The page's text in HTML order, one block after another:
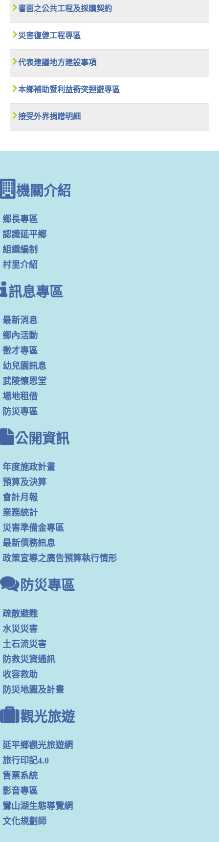
書面之公共工程及採購契約
災害復健工程專區
代表建議地方建設事項
本鄉補助暨利益衝突迴避專區
接受外界捐贈明細
機關介紹
鄉長專區
認識延平鄉
組織編制
村里介紹
訊息專區
最新消息
鄉內活動
徵才專區
幼兒園訊息
武陵懷恩堂
場地租借
防災專區
公開資訊
年度施政計畫
預算及決算
會計月報
業務統計
災害準備金專區
最新債務訊息
政策宣導之廣告預算執行情形
防災專區
疏散避難
水災災害
土石流災害
防救災資通訊
收容救助
防災地圖及計畫
觀光旅遊
延平鄉觀光旅遊網
旅行印記4.0
售票系統
影音專區
鸞山湖生態導覽網
文化規劃師